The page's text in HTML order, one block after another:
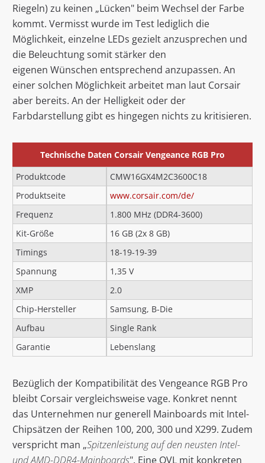
Riegeln) zu keinen „Lücken" beim Wechsel der Farbe
kommt. Vermisst wurde im Test lediglich die
Möglichkeit, einzelne LEDs gezielt anzusprechen und
die Beleuchtung somit stärker den
eigenen Wünschen entsprechend anzupassen. An
einer solchen Möglichkeit arbeitet man laut Corsair
aber bereits. An der Helligkeit oder der
Farbdarstellung gibt es hingegen nichts zu kritisieren.
Technische Daten Corsair Vengeance RGB Pro
Produktcode
CMW16GX4M2C3600C18
Produktseite
www.corsair.com/de/
Frequenz
1.800 MHz (DDR4-3600)
Kit-Größe
16 GB (2x 8 GB)
Timings
18-19-19-39
Spannung
1,35 V
XMP
2.0
Chip-Hersteller
Samsung, B-Die
Aufbau
Single Rank
Garantie
Lebenslang
Bezüglich der Kompatibilität des Vengeance RGB Pro
bleibt Corsair vergleichsweise vage. Konkret nennt
das Unternehmen nur generell Mainboards mit Intel-
Chipsätzen der Reihen 100, 200, 300 und X299. Zudem
verspricht man „Spitzenleistung auf den neusten Intel-
und AMD-DDR4-Mainboards". Eine QVL mit konkreten